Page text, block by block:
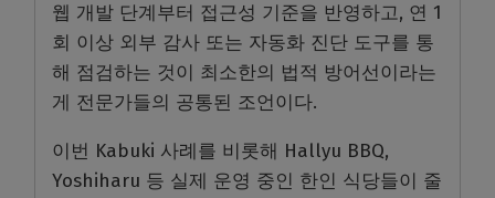
웹 개발 단계부터 접근성 기준을 반영하고, 연 1
회 이상 외부 감사 또는 자동화 진단 도구를 통
해 점검하는 것이 최소한의 법적 방어선이라는
게 전문가들의 공통된 조언이다.
이번 Kabuki 사례를 비롯해 Hallyu BBQ,
Yoshiharu 등 실제 운영 중인 한인 식당들이 줄